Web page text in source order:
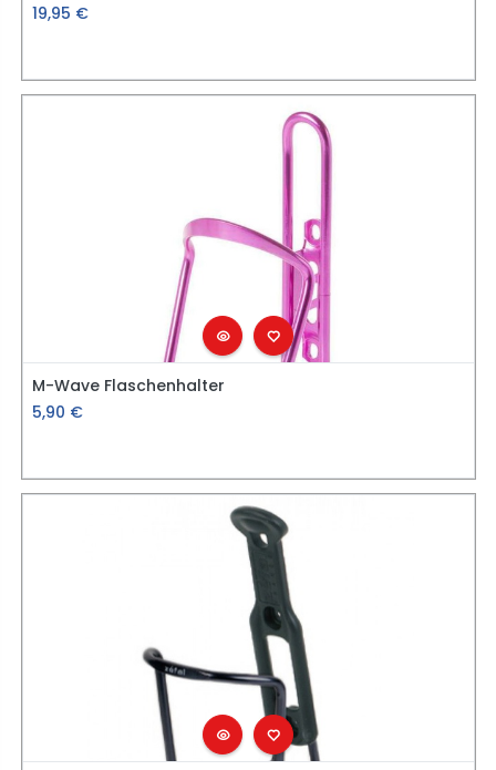
19,95 €
M-Wave Flaschenhalter
5,90 €